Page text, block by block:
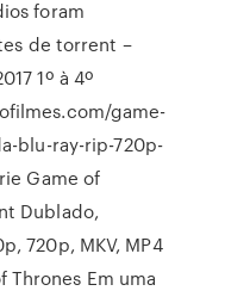
foram
de torrent –
1º à 4º
game-
blu-ray-rip-720p-
Game of
Dublado,
720p, MKV, MP4
Thrones Em uma